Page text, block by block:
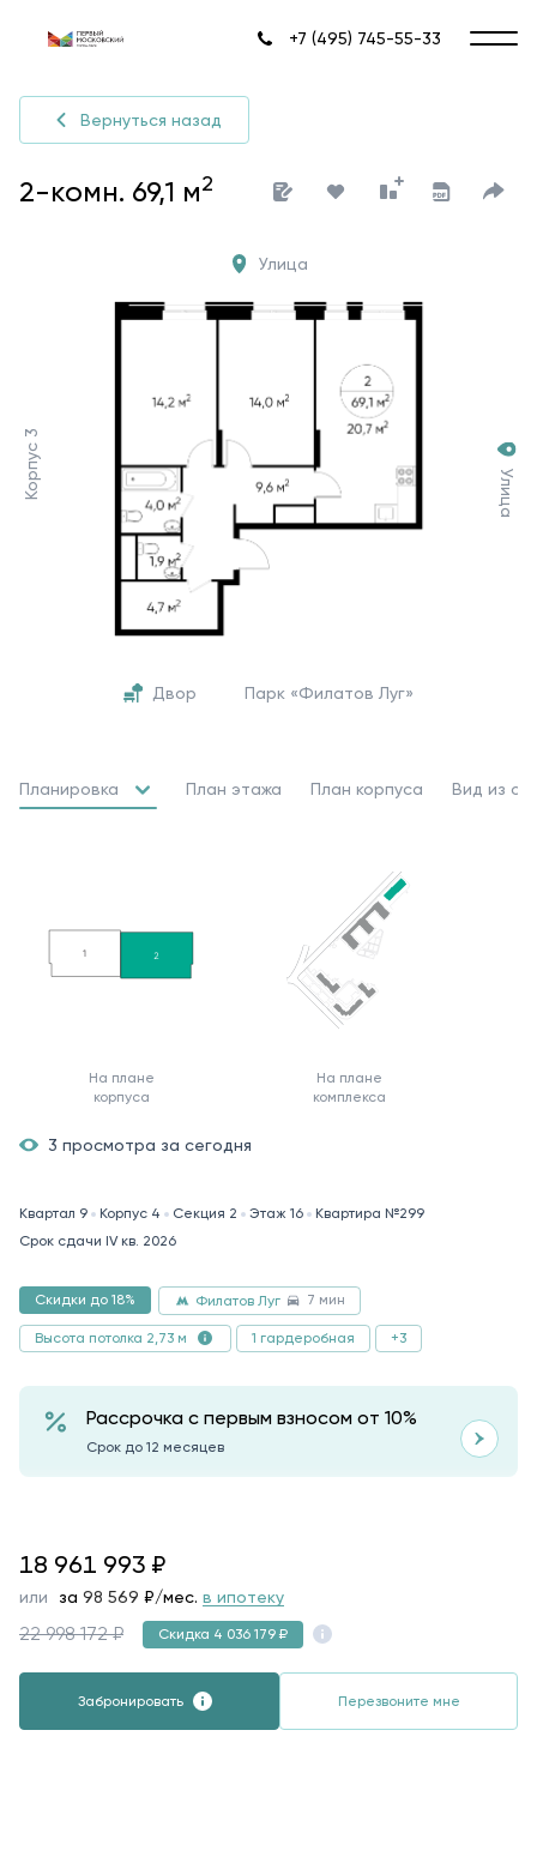
+7 (495) 745-55-33
Вернуться назад
2-комн. 69,1 м2
Корпус 3 Улица
Двор Парк «Филатов Луг»
Улица
Планировка План этажа План корпуса Вид из
На плане
корпуса
На плане
комплекса
3 просмотра за сегодня
Квартал 9 Корпус 4 Секция 2 Этаж 16
Квартира №299
Срок сдачи IV кв. 2026
Скидки до 18% Филатов Луг 7 мин
Высота потолка 2,73 м 1 гардеробная +3
Рассрочка с первым взносом от 10%
Срок до 12 месяцев
18961993
18 961 993 ₽
или за 98 569 ₽/мес. в ипотеку
22 998 172 ₽ Скидка 4 036 179 ₽
Забронировать Перезвоните мне